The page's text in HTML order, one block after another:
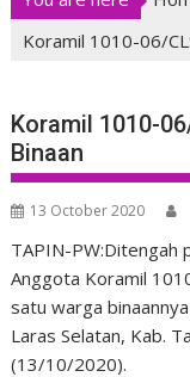
Koramil 1010-06/
Koramil 1010-
Binaan
13 October 2020
TAPIN-PW:Ditengah
Anggota Koramil
satu warga
Laras Selatan, Kab.
(13/10/2020).